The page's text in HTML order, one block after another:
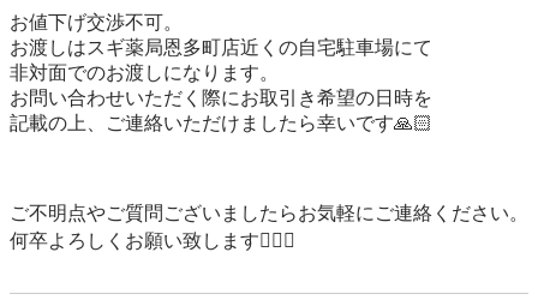
お値下げ交渉不可。
お渡しはスギ薬局恩多町店近くの自宅駐車場にて
非対面でのお渡しになります。
お問い合わせいただく際にお取引き希望の日時を
記載の上、ご連絡いただけましたら幸いです🙏🏻
ご不明点やご質問ございましたらお気軽にご連絡ください。
何卒よろしくお願い致します🙇🏻‍♀️